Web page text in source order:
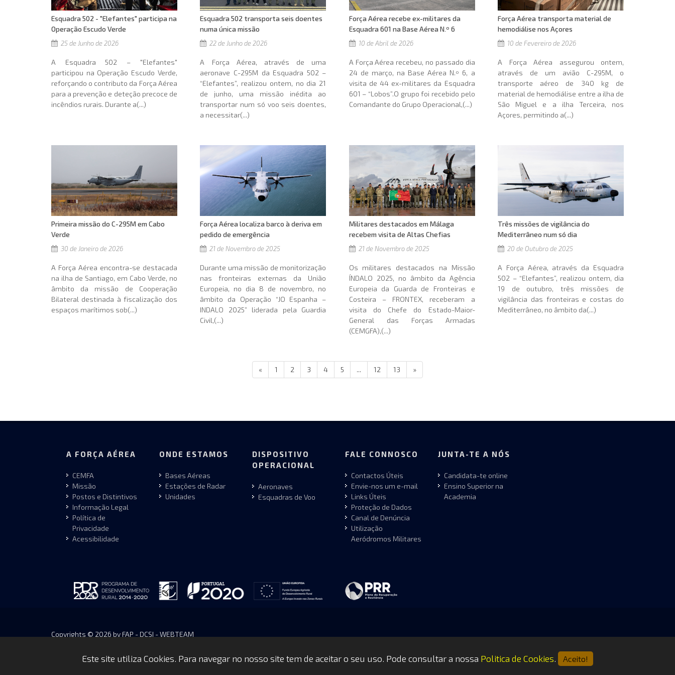
Esquadra 502 - "Elefantes" participa na
Operação Escudo Verde
25 de Junho de 2026
A Esquadra 502 – "Elefantes"
participou na Operação Escudo Verde,
reforçando o contributo da Força Aérea
para a prevenção e deteção precoce de
incêndios rurais. Durante a(...)
Esquadra 502 transporta seis doentes
numa única missão
22 de Junho de 2026
A Força Aérea, através de uma
aeronave C-295M da Esquadra 502 –
“Elefantes”, realizou ontem, no dia 21
de junho, uma missão inédita ao
transportar num só voo seis doentes,
a necessitar(...)
Força Aérea recebe ex-militares da
Esquadra 601 na Base Aérea N.º 6
10 de Abril de 2026
A Força Aérea recebeu, no passado dia
24 de março, na Base Aérea N.º 6, a
visita de 44 ex-militares da Esquadra
601 – “Lobos”.O grupo foi recebido pelo
Comandante do Grupo Operacional,(...)
Força Aérea transporta material de
hemodiálise nos Açores
10 de Fevereiro de 2026
A Força Aérea assegurou ontem,
através de um avião C-295M, o
transporte aéreo de 340 kg de
material de hemodiálise entre a ilha de
São Miguel e a ilha Terceira, nos
Açores, permitindo a(...)
Primeira missão do C-295M em Cabo
Verde
30 de Janeiro de 2026
A Força Aérea encontra-se destacada
na ilha de Santiago, em Cabo Verde, no
âmbito da missão de Cooperação
Bilateral destinada à fiscalização dos
espaços marítimos sob(...)
Força Aérea localiza barco à deriva em
pedido de emergência
21 de Novembro de 2025
Durante uma missão de monitorização
nas fronteiras externas da União
Europeia, no dia 8 de novembro, no
âmbito da Operação “JO Espanha –
INDALO 2025” liderada pela Guardia
Civil,(...)
Militares destacados em Málaga
recebem visita de Altas Chefias
21 de Novembro de 2025
Os militares destacados na Missão
ÍNDALO 2025, no âmbito da Agência
Europeia da Guarda de Fronteiras e
Costeira – FRONTEX, receberam a
visita do Chefe do Estado-Maior-
General das Forças Armadas
(CEMGFA),(...)
Três missões de vigilância do
Mediterrâneo num só dia
20 de Outubro de 2025
A Força Aérea, através da Esquadra
502 – “Elefantes”, realizou ontem, dia
19 de outubro, três missões de
vigilância das fronteiras e costas do
Mediterrâneo, no âmbito da(...)
« 1 2 3 4 5 ... 12 13 »
A FORÇA AÉREA
CEMFA
Missão
Postos e Distintivos
Informação Legal
Política de
Privacidade
Acessibilidade
ONDE ESTAMOS
Bases Aéreas
Estações de Radar
Unidades
DISPOSITIVO
OPERACIONAL
Aeronaves
Esquadras de Voo
FALE CONNOSCO
Contactos Úteis
Envie-nos um e-mail
Links Úteis
Proteção de Dados
Canal de Denúncia
Utilização
Aeródromos Militares
JUNTA-TE A NÓS
Candidata-te online
Ensino Superior na
Academia
Copyrights © 2026 by FAP - DCSI - WEBTEAM
Este site utiliza Cookies. Para navegar no nosso site tem de aceitar o seu uso. Pode consultar a nossa Politica de Cookies. Aceito!